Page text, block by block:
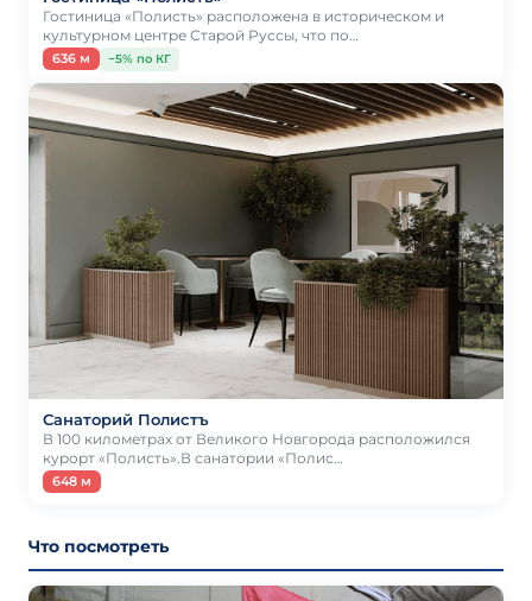
Гостиница «Полисть» расположена в историческом и
культурном центре Старой Руссы, что по…
636 м −5% по КГ
Санаторий Полистъ
В 100 километрах от Великого Новгорода расположился
курорт «Полисть».В санатории «Полис…
648 м
Что посмотреть